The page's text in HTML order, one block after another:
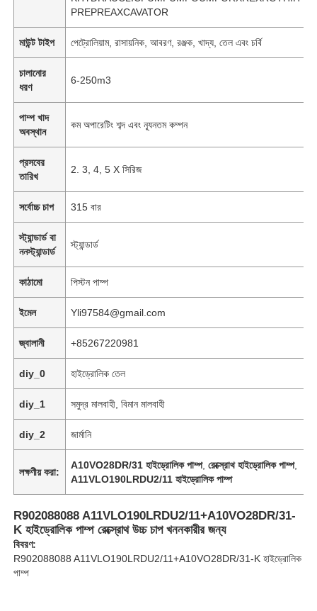
বাড়ি
পণ্য
ভিডিও
আমাদের সম্বন্ধে
কারখানা ভ্রমণ
মান নিয়ন্ত্রণ
PREPREAXCAVATOR
মাউন্ট টাইপ পেট্রোলিয়াম, রাসায়নিক, আবরণ, রঞ্জক, খাদ্য, তেল এবং চর্বি
চালানোর
ধরণ
6-250m3
পাম্প খাদ
অবস্থান
কম অপারেটিং শব্দ এবং ন্যূনতম কম্পন
প্রসবের
তারিখ
2. 3, 4, 5 X সিরিজ
সর্বোচ্চ চাপ 315 বার
স্ট্যান্ডার্ড বা
ননস্ট্যান্ডার্ড
স্ট্যান্ডার্ড
কাঠামো পিস্টন পাম্প
ইমেল Yli97584@gmail.com
জ্বালানী +85267220981
diy_0 হাইড্রোলিক তেল
diy_1 সমুদ্র মালবাহী, বিমান মালবাহী
diy_2 জার্মানি
লক্ষণীয় করা:
A10VO28DR/31 হাইড্রোলিক পাম্প,রেক্স্রোথ হাইড্রোলিক পাম্প,
A11VLO190LRDU2/11 হাইড্রোলিক পাম্প
R902088088 A11VLO190LRDU2/11+A10VO28DR/31-
K হাইড্রোলিক পাম্প রেক্স্রোথ উচ্চ চাপ খননকারীর জন্য
বিবরণ:
R902088088 A11VLO190LRDU2/11+A10VO28DR/31-K হাইড্রোলিক
পাম্প